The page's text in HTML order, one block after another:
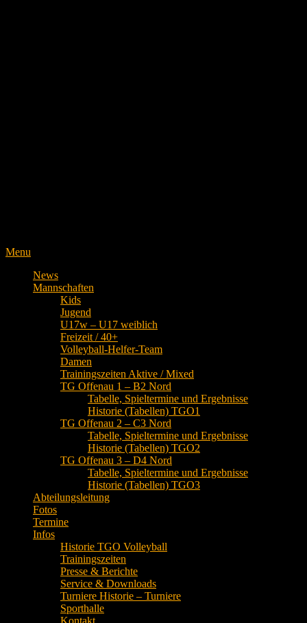
Menu
News
Mannschaften
Kids
Jugend
U17w – U17 weiblich
Freizeit / 40+
Volleyball-Helfer-Team
Damen
Trainingszeiten Aktive / Mixed
TG Offenau 1 – B2 Nord
Tabelle, Spieltermine und Ergebnisse
Historie (Tabellen) TGO1
TG Offenau 2 – C3 Nord
Tabelle, Spieltermine und Ergebnisse
Historie (Tabellen) TGO2
TG Offenau 3 – D4 Nord
Tabelle, Spieltermine und Ergebnisse
Historie (Tabellen) TGO3
Abteilungsleitung
Fotos
Termine
Infos
Historie TGO Volleyball
Trainingszeiten
Presse & Berichte
Service & Downloads
Turniere Historie – Turniere
Sporthalle
Kontakt